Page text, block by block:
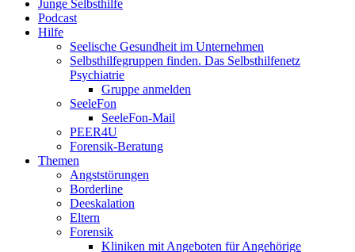
Junge Selbsthilfe
Podcast
Hilfe
Seelische Gesundheit im Unternehmen
Selbsthilfegruppen finden. Das Selbsthilfenetz
Psychiatrie
Gruppe anmelden
SeeleFon
SeeleFon-Mail
PEER4U
Forensik-Beratung
Themen
Angststörungen
Borderline
Deeskalation
Eltern
Forensik
Kliniken mit Angeboten für Angehörige